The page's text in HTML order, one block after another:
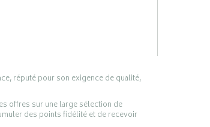
réputé pour son exigence de qualité,
offres sur une large sélection de
des points fidélité et de recevoir